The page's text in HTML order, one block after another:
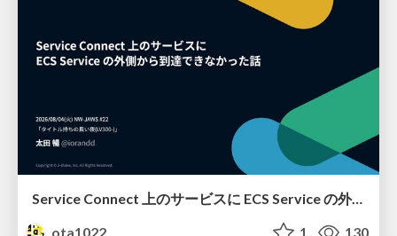
Service Connect 上のサービスに ECS Service の外側から到達できなかった話
ota1022
1 130